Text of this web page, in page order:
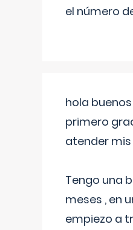
el número
hola
primero
atender
Tengo una
meses , en
empiezo a